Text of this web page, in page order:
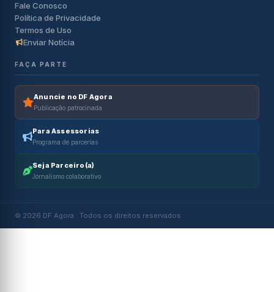
Fale Conosco
Política de Privacidade
Termos de Uso
Enviar Notícia
FAÇA PARTE
Anuncie no DF Agora
Publicação patrocinada
Para Assessorias
Programa de parcerias
Seja Parceiro(a)
Jornalismo colaborativo
© 2026 DF Agora · Todos os direitos reservados